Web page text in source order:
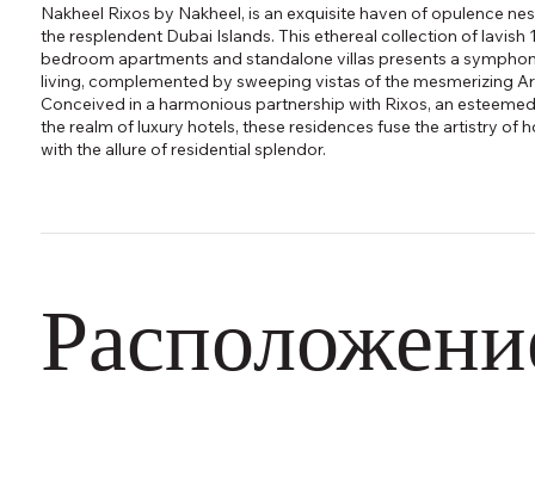
Nakheel Rixos by Nakheel, is an exquisite haven of opulence
the resplendent Dubai Islands. This ethereal collection of lavish
bedroom apartments and standalone villas presents a
living, complemented by sweeping vistas of the mesmerizing
Conceived in a harmonious partnership with Rixos, an
the realm of luxury hotels, these residences fuse the artistry of
with the allure of residential splendor.